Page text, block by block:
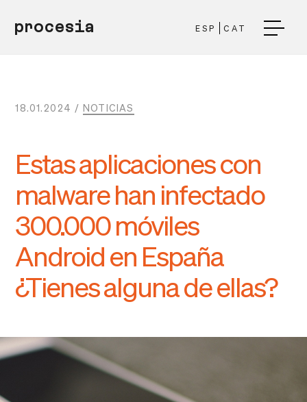
procesia ESP CAT
18.01.2024 / NOTICIAS
Estas aplicaciones con
malware han infectado
300.000 móviles
Android en España
¿Tienes alguna de ellas?